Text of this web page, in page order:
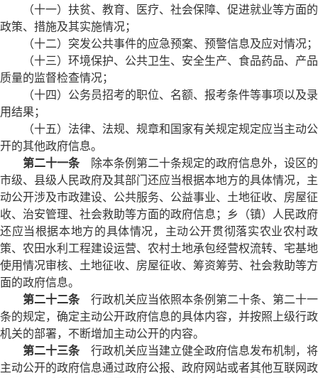
（十一）扶贫、教育、医疗、社会保障、促进就业等方面的
政策、措施及其实施情况；
（十二）突发公共事件的应急预案、预警信息及应对情况；
（十三）环境保护、公共卫生、安全生产、食品药品、产品
质量的监督检查情况；
（十四）公务员招考的职位、名额、报考条件等事项以及录
用结果；
（十五）法律、法规、规章和国家有关规定规定应当主动公
开的其他政府信息。
第二十一条除本条例第二十条规定的政府信息外，设区的
市级、县级人民政府及其部门还应当根据本地方的具体情况，主
动公开涉及市政建设、公共服务、公益事业、土地征收、房屋征
收、治安管理、社会救助等方面的政府信息；乡（镇）人民政府
还应当根据本地方的具体情况，主动公开贯彻落实农业农村政
策、农田水利工程建设运营、农村土地承包经营权流转、宅基地
使用情况审核、土地征收、房屋征收、筹资筹劳、社会救助等方
面的政府信息。
第二十二条行政机关应当依照本条例第二十条、第二十一
条的规定，确定主动公开政府信息的具体内容，并按照上级行政
机关的部署，不断增加主动公开的内容。
第二十三条行政机关应当建立健全政府信息发布机制，将
主动公开的政府信息通过政府公报、政府网站或者其他互联网政